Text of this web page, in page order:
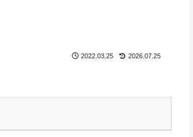
2022.03.25 2026.07.25